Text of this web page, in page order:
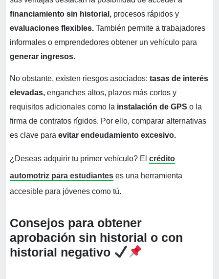
financiamiento sin historial, procesos rápidos y
evaluaciones flexibles. También permite a trabajadores
informales o emprendedores obtener un vehículo para
generar ingresos.
No obstante, existen riesgos asociados: tasas de interés
elevadas, enganches altos, plazos más cortos y
requisitos adicionales como la instalación de GPS o la
firma de contratos rígidos. Por ello, comparar alternativas
es clave para evitar endeudamiento excesivo.
¿Deseas adquirir tu primer vehículo? El crédito
automotriz para estudiantes es una herramienta
accesible para jóvenes como tú.
Consejos para obtener
aprobación sin historial o con
historial negativo